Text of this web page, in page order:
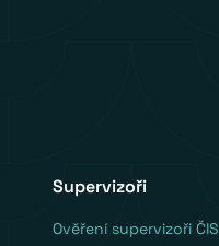
Supervizoři
Ověření supervizoři ČIS